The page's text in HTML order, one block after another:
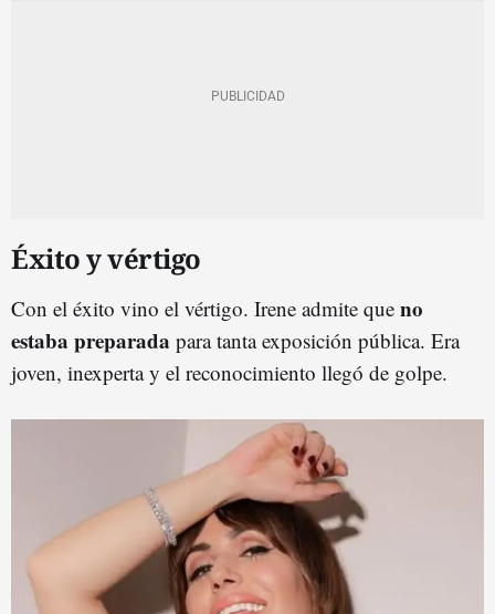
Éxito y vértigo
Con el éxito vino el vértigo. Irene admite que no
estaba preparada para tanta exposición pública. Era
joven, inexperta y el reconocimiento llegó de golpe.